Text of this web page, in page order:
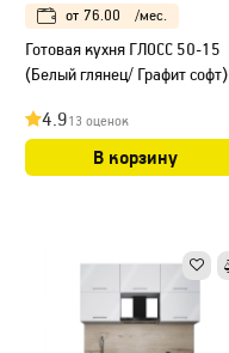
от 76.00 /мес.
Готовая кухня ГЛОСС 50-15
(Белый глянец/ Графит софт)
4.913 оценок
В корзину